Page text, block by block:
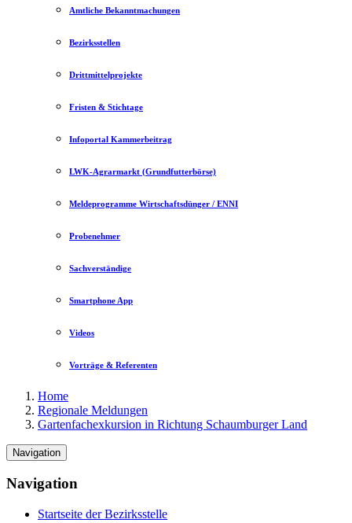
Amtliche Bekanntmachungen
Bezirksstellen
Drittmittelprojekte
Fristen & Stichtage
Infoportal Kammerbeitrag
LWK-Agrarmarkt (Grundfutterbörse)
Meldeprogramme Wirtschaftsdünger / ENNI
Probenehmer
Sachverständige
Smartphone App
Videos
Vorträge & Referenten
Home
Regionale Meldungen
Gartenfachexkursion in Richtung Schaumburger Land
Navigation
Navigation
Startseite der Bezirksstelle